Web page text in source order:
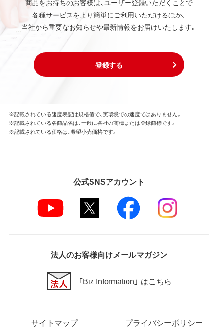
商品をお持ちのお客様は、ユーザー登録いただくことで
各種サービスをより簡単にご利用いただけるほか、
当社から重要なお知らせや最新情報をお届けいたします。
登録する
※記載されている速度表記は規格値で、実環境での速度ではありません。
※記載されている各商品名は、一般に各社の商標または登録商標です。
※記載されている価格は、希望小売価格です。
公式SNSアカウント
法人のお客様向けメールマガジン
「Biz Information」 はこちら
サイトマップ プライバシーポリシー